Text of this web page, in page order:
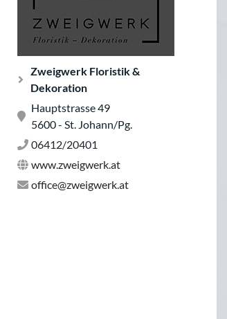
Zweigwerk Floristik &
Dekoration
Hauptstrasse 49
5600 - St. Johann/Pg.
06412/20401
www.zweigwerk.at
office@zweigwerk.at